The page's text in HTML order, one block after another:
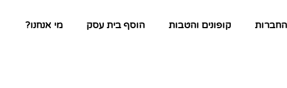
קופונים והטבות הוסף בית עסק מי אנחנו?